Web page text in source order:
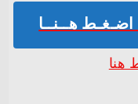
هــنــا
هنا